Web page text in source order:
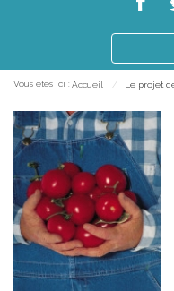
le
Vous êtes ici : Accueil Le projet